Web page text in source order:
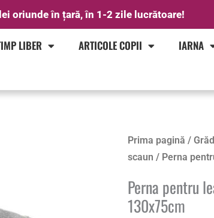
oriunde în țară, în 1-2 zile lucrătoare!
LIBER ARTICOLE COPII
IARNA
Prima pagină /
scaun / Perna
Perna pentru
130x75cm